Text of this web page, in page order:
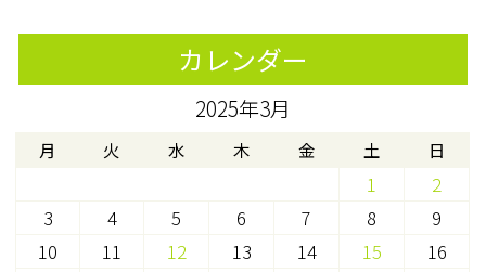
カレンダー
2025年3月
月 火 水 木 金 土 日
1
2
3
4 5 6 7 8
9
10
11 12 13 14 15
16